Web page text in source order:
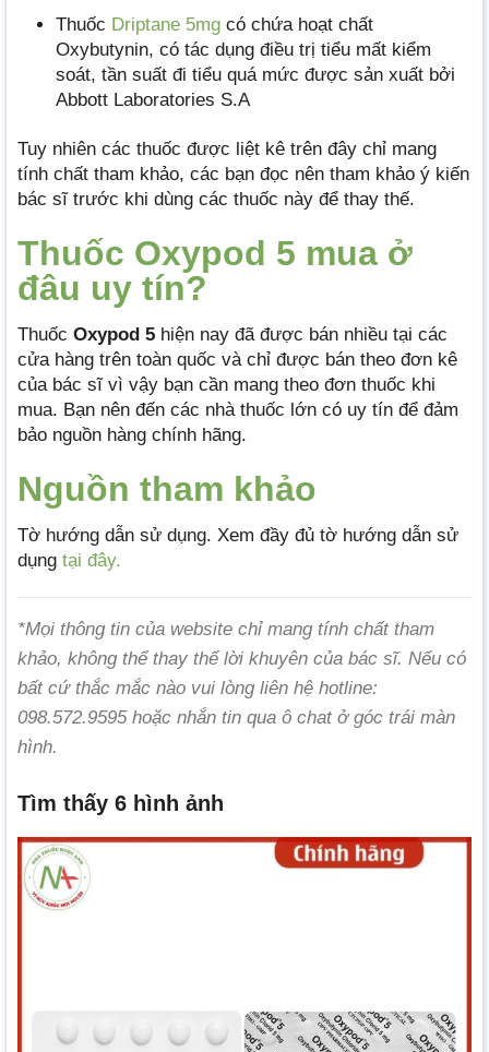
Thuốc Driptane 5mg có chứa hoạt chất
Oxybutynin, có tác dụng điều trị tiểu mất kiểm
soát, tần suất đi tiểu quá mức được sản xuất bởi
Abbott Laboratories S.A
Tuy nhiên các thuốc được liệt kê trên đây chỉ mang
tính chất tham khảo, các bạn đọc nên tham khảo ý kiến
bác sĩ trước khi dùng các thuốc này để thay thế.
Thuốc Oxypod 5 mua ở
đâu uy tín?
Thuốc Oxypod 5 hiện nay đã được bán nhiều tại các
cửa hàng trên toàn quốc và chỉ được bán theo đơn kê
của bác sĩ vì vậy bạn cần mang theo đơn thuốc khi
mua. Bạn nên đến các nhà thuốc lớn có uy tín để đảm
bảo nguồn hàng chính hãng.
Nguồn tham khảo
Tờ hướng dẫn sử dụng. Xem đầy đủ tờ hướng dẫn sử
dụng tại đây.
*Mọi thông tin của website chỉ mang tính chất tham
khảo, không thể thay thế lời khuyên của bác sĩ. Nếu có
bất cứ thắc mắc nào vui lòng liên hệ hotline:
098.572.9595 hoặc nhắn tin qua ô chat ở góc trái màn
hình.
Tìm thấy 6 hình ảnh